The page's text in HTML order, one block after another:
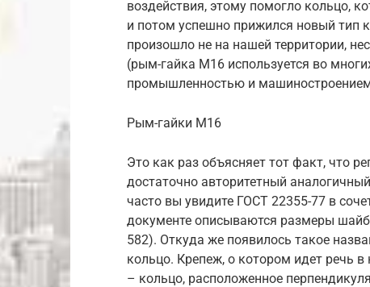
воздействия, этому помогло кольцо,
и потом успешно прижился новый тип
произошло не на нашей территории,
(рым-гайка М16 используется во
промышленностью и
Рым-гайки М16
Это как раз объясняет тот факт, что
достаточно авторитетный
часто вы увидите ГОСТ 22355-77 в
документе описываются размеры
582). Откуда же появилось такое
кольцо. Крепеж, о котором идет речь
– кольцо, расположенное